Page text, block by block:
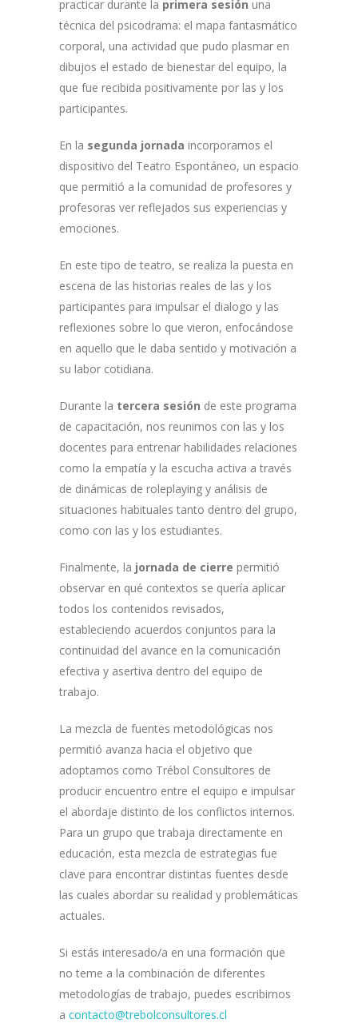
practicar durante la primera sesión una
técnica del psicodrama: el mapa fantasmático
corporal, una actividad que pudo plasmar en
dibujos el estado de bienestar del equipo, la
que fue recibida positivamente por las y los
participantes.
En la segunda jornada incorporamos el
dispositivo del Teatro Espontáneo, un espacio
que permitió a la comunidad de profesores y
profesoras ver reflejados sus experiencias y
emociones.
En este tipo de teatro, se realiza la puesta en
escena de las historias reales de las y los
participantes para impulsar el dialogo y las
reflexiones sobre lo que vieron, enfocándose
en aquello que le daba sentido y motivación a
su labor cotidiana.
Durante la tercera sesión de este programa
de capacitación, nos reunimos con las y los
docentes para entrenar habilidades relaciones
como la empatía y la escucha activa a través
de dinámicas de roleplaying y análisis de
situaciones habituales tanto dentro del grupo,
como con las y los estudiantes.
Finalmente, la jornada de cierre permitió
observar en qué contextos se quería aplicar
todos los contenidos revisados,
estableciendo acuerdos conjuntos para la
continuidad del avance en la comunicación
efectiva y asertiva dentro del equipo de
trabajo.
La mezcla de fuentes metodológicas nos
permitió avanza hacia el objetivo que
adoptamos como Trébol Consultores de
producir encuentro entre el equipo e impulsar
el abordaje distinto de los conflictos internos.
Para un grupo que trabaja directamente en
educación, esta mezcla de estrategias fue
clave para encontrar distintas fuentes desde
las cuales abordar su realidad y problemáticas
actuales.
Si estás interesado/a en una formación que
no teme a la combinación de diferentes
metodologías de trabajo, puedes escribirnos
a contacto@trebolconsultores.cl